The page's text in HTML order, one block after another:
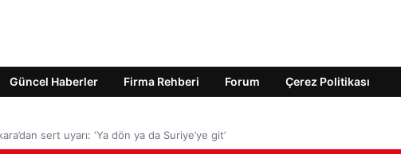
Güncel Haberler Firma Rehberi Forum Çerez Politikası
sert uyarı: ‘Ya dön ya da Suriye’ye git’